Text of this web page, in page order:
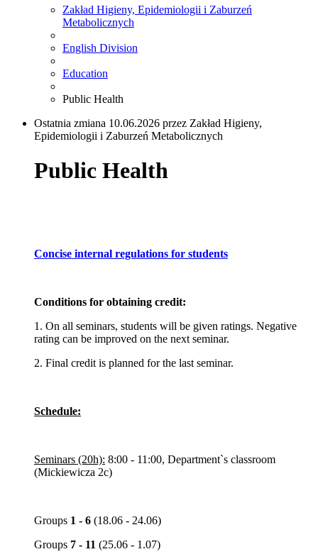
Zakład Higieny, Epidemiologii i Zaburzeń
Metabolicznych
English Division
Education
Public Health
Ostatnia zmiana 10.06.2026 przez Zakład Higieny,
Epidemiologii i Zaburzeń Metabolicznych
Public Health
Concise internal regulations for students
Conditions for obtaining credit:
1. On all seminars, students will be given ratings. Negative
rating can be improved on the next seminar.
2. Final credit is planned for the last seminar.
Schedule:
Seminars (20h): 8:00 - 11:00, Department`s classroom
(Mickiewicza 2c)
Groups 1 - 6 (18.06 - 24.06)
Groups 7 - 11 (25.06 - 1.07)